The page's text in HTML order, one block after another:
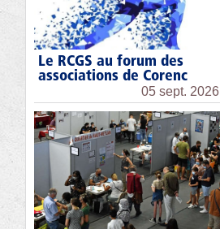
Le RCGS au forum des
associations de Corenc
05 sept. 2026